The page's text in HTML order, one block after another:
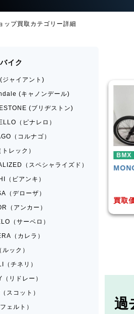
ップ買取カテゴリー詳細
モデル不明
BMX
買取
過
イク
ジャイアント)
(キャノンデール)
(ブリヂストン)
（ピナレロ）
（コルナゴ）
レック）
（スペシャライズド）
（ビアンキ）
（デローザ）
（アンカー）
（サーベロ）
（カレラ）
ック）
チネリ）
リドレー）
スコット）
ェルト）